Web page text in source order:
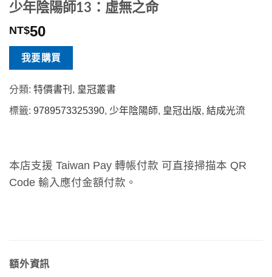
少年陰陽師13：虛無之命
NT$50
我要購買
分類: 特價書刊 , 皇冠叢書
標籤: 9789573325390, 少年陰陽師, 皇冠出版, 結成光流
本店支援 Taiwan Pay 轉帳付款 可直接掃描本 QR
Code 輸入應付金額付款。
額外資訊